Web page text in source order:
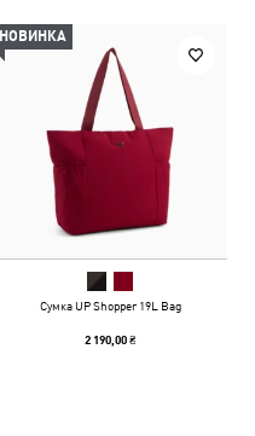
НОВИНКА
Сумка UP Shopper 19L Bag
2 190,00 ₴